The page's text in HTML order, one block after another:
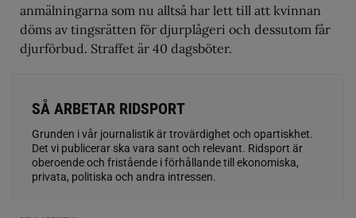
anmälningarna som nu alltså har lett till att kvinnan
döms av tingsrätten för djurplågeri och dessutom får
djurförbud. Straffet är 40 dagsböter.
SÅ ARBETAR RIDSPORT
Grunden i vår journalistik är trovärdighet och opartiskhet.
Det vi publicerar ska vara sant och relevant. Ridsport är
oberoende och fristående i förhållande till ekonomiska,
privata, politiska och andra intressen.